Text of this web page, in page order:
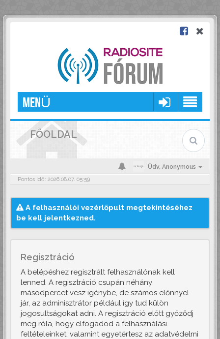
MENÜ
FŐOLDAL
Üdv, Anonymous
Pontos idő: 2026.08.07. 05:59
A felhasználói vezérlőpult megtekintéséhez
be kell jelentkezned.
Regisztráció
A belépéshez regisztrált felhasználónak kell
lenned. A regisztráció csupán néhány
másodpercet vesz igénybe, de számos előnnyel
jár, az adminisztrátor például így tud külön
jogosultságokat adni. A regisztráció előtt győződj
meg róla, hogy elfogadod a felhasználási
feltételeinket, valamint egyetértesz az adatvédelmi